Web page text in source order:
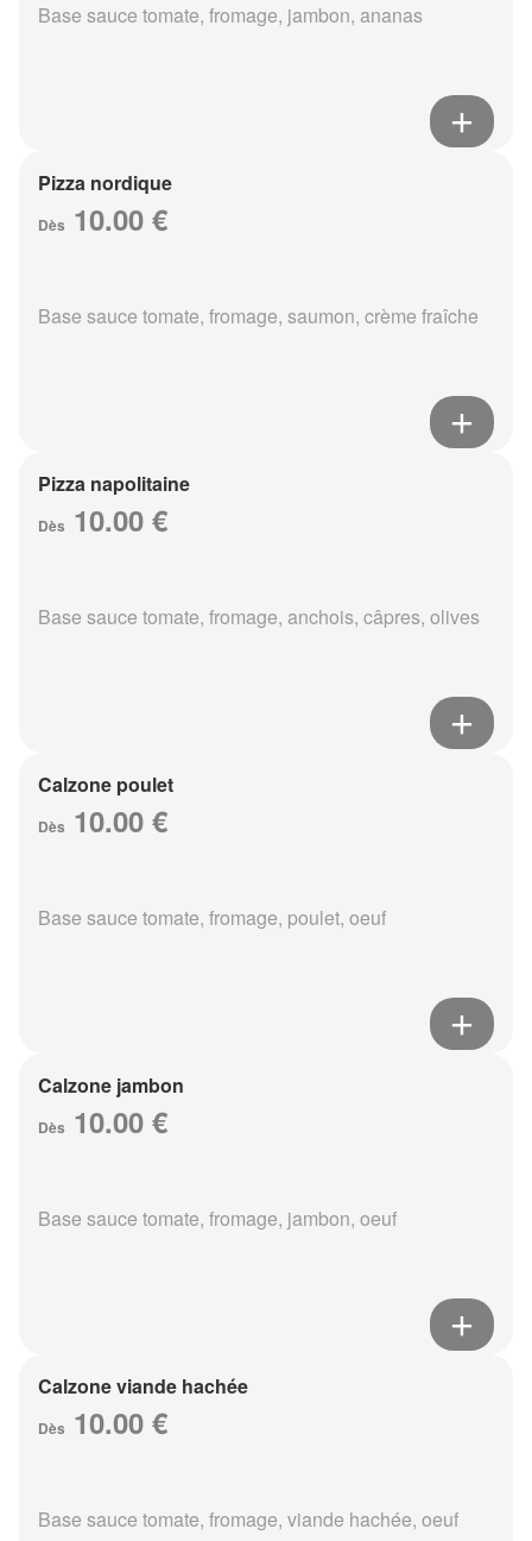
Base sauce tomate, fromage, jambon, ananas
Pizza nordique
Dès 10.00 €
Base sauce tomate, fromage, saumon, crème fraîche
Pizza napolitaine
Dès 10.00 €
Base sauce tomate, fromage, anchois, câpres, olives
Calzone poulet
Dès 10.00 €
Base sauce tomate, fromage, poulet, oeuf
Calzone jambon
Dès 10.00 €
Base sauce tomate, fromage, jambon, oeuf
Calzone viande hachée
Dès 10.00 €
Base sauce tomate, fromage, viande hachée, oeuf